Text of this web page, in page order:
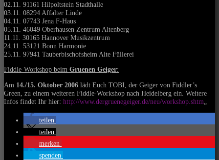
02.11. 91161 Hilpoltstein Stadthalle
03.11. 08294 Affalter Linde
04.11. 07743 Jena F-Haus
05.11. 46049 Oberhausen Zentrum Altenberg
11.11. 30165 Hannover Musikzentrum
24.11. 53121 Bonn Harmonie
25.11. 97941 Tauberbischofsheim Alte Füllerei
Fiddle-Workshop beim Gruenen Geiger:
Am 14./15. Oktober 2006 lädt Euch TOBI, der Geiger von Fiddler’s
Green, zu einem weiteren Fiddle-Workshop nach Heidelberg ein. Weitere
Infos findet Ihr hier: http://www.dergruenegeiger.de/neu/workshop.shtm
teilen
teilen
merken
spenden